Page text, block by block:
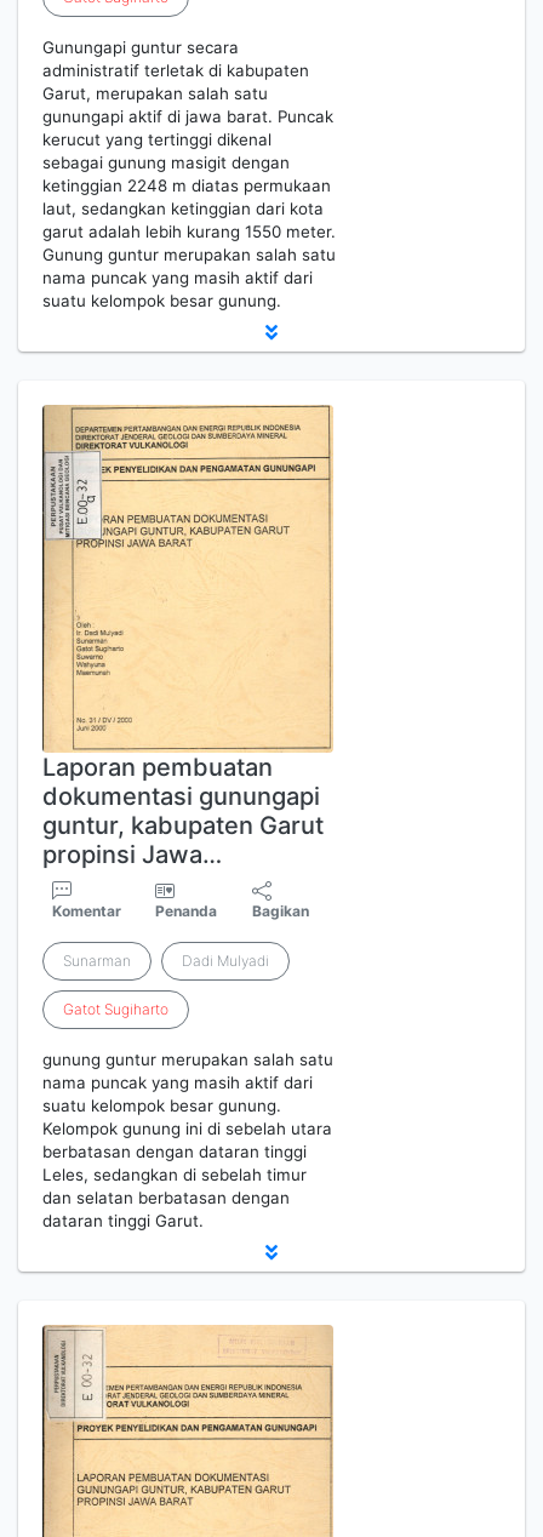
Gunungapi guntur secara
administratif terletak di kabupaten
Garut, merupakan salah satu
gunungapi aktif di jawa barat. Puncak
kerucut yang tertinggi dikenal
sebagai gunung masigit dengan
ketinggian 2248 m diatas permukaan
laut, sedangkan ketinggian dari kota
garut adalah lebih kurang 1550 meter.
Gunung guntur merupakan salah satu
nama puncak yang masih aktif dari
suatu kelompok besar gunung.
Laporan pembuatan
dokumentasi gunungapi
guntur, kabupaten Garut
propinsi Jawa…
Komentar Penanda Bagikan
Sunarman Dadi Mulyadi
Gatot Sugiharto
gunung guntur merupakan salah satu
nama puncak yang masih aktif dari
suatu kelompok besar gunung.
Kelompok gunung ini di sebelah utara
berbatasan dengan dataran tinggi
Leles, sedangkan di sebelah timur
dan selatan berbatasan dengan
dataran tinggi Garut.